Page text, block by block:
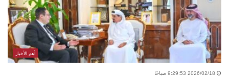
أهم الأخبار
2026/02/18 9:29:53 صباحًا